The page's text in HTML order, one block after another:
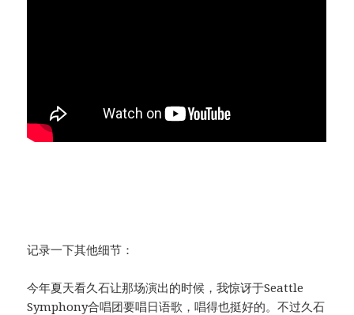
记录一下其他细节：
今年夏天看久石让那场演出的时候，我惊讶于Seattle
Symphony合唱团要唱日语歌，唱得也挺好的。不过久石